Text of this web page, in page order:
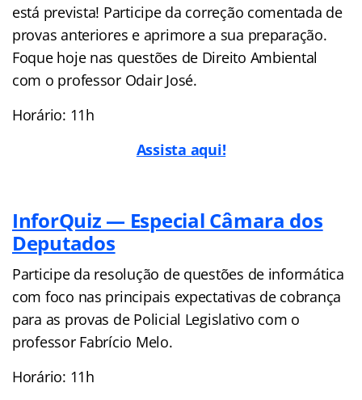
está prevista! Participe da correção comentada de
provas anteriores e aprimore a sua preparação.
Foque hoje nas questões de Direito Ambiental
com o professor Odair José.
Horário: 11h
Assista aqui!
InforQuiz — Especial Câmara dos
Deputados
Participe da resolução de questões de informática
com foco nas principais expectativas de cobrança
para as provas de Policial Legislativo com o
professor Fabrício Melo.
Horário: 11h